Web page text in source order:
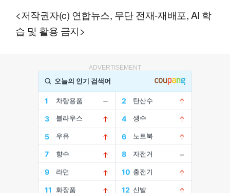
<저작권자(c) 연합뉴스, 무단 전재-재배포, AI 학
습 및 활용 금지>
ADVERTISEMENT